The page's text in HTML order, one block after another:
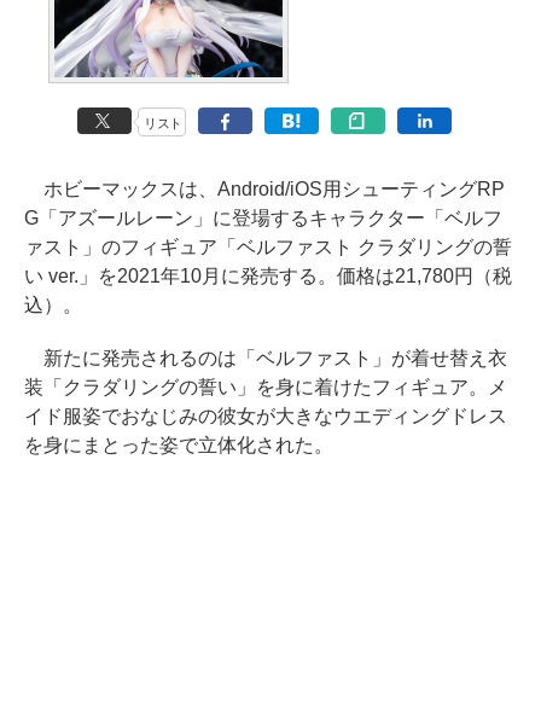
リスト
ホビーマックスは、Android/iOS用シューティングRP
G「アズールレーン」に登場するキャラクター「ベルフ
ァスト」のフィギュア「ベルファスト クラダリングの誓
い ver.」を2021年10月に発売する。価格は21,780円（税
込）。
新たに発売されるのは「ベルファスト」が着せ替え衣
装「クラダリングの誓い」を身に着けたフィギュア。メ
イド服姿でおなじみの彼女が大きなウエディングドレス
を身にまとった姿で立体化された。